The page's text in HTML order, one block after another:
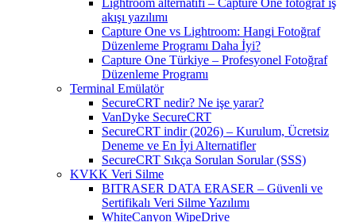
Lightroom alternatifi – Capture One fotoğraf iş
akışı yazılımı
Capture One vs Lightroom: Hangi Fotoğraf
Düzenleme Programı Daha İyi?
Capture One Türkiye – Profesyonel Fotoğraf
Düzenleme Programı
Terminal Emülatör
SecureCRT nedir? Ne işe yarar?
VanDyke SecureCRT
SecureCRT indir (2026) – Kurulum, Ücretsiz
Deneme ve En İyi Alternatifler
SecureCRT Sıkça Sorulan Sorular (SSS)
KVKK Veri Silme
BITRASER DATA ERASER – Güvenli ve
Sertifikalı Veri Silme Yazılımı
WhiteCanyon WipeDrive